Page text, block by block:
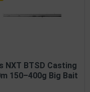
NXT BTSD Casting
150–400g Big Bait